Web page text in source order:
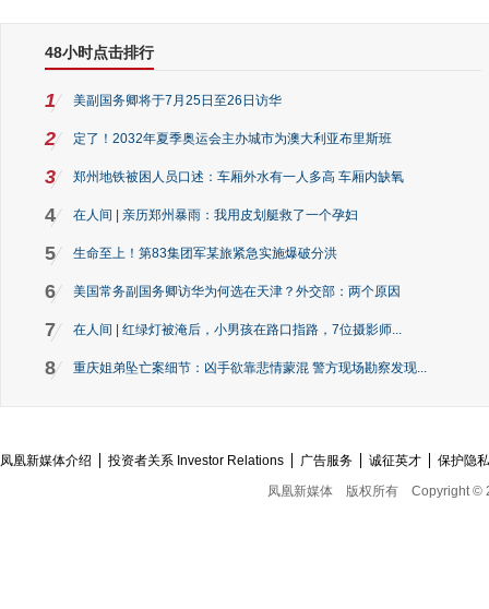
48小时点击排行
1 美副国务卿将于7月25日至26日访华
2 定了！2032年夏季奥运会主办城市为澳大利亚布里斯班
3 郑州地铁被困人员口述：车厢外水有一人多高 车厢内缺氧
4 在人间 | 亲历郑州暴雨：我用皮划艇救了一个孕妇
5 生命至上！第83集团军某旅紧急实施爆破分洪
6 美国常务副国务卿访华为何选在天津？外交部：两个原因
7 在人间 | 红绿灯被淹后，小男孩在路口指路，7位摄影师...
8 重庆姐弟坠亡案细节：凶手欲靠悲情蒙混 警方现场勘察发现...
凤凰新媒体介绍 投资者关系 Investor Relations 广告服务 诚征英才
保护隐
凤凰新媒体
版权所有 Copyright ©